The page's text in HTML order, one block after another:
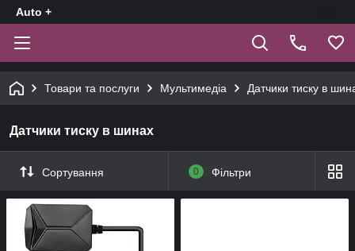
Auto +
Товари та послуги Мультимедіа Датчики тиску в
Датчики тиску в шинах
Сортування 0 Фільтри